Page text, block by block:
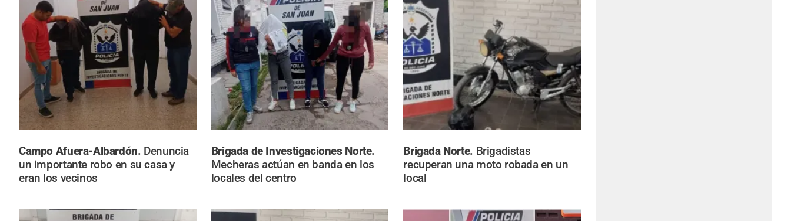
Campo Afuera-Albardón. Denuncia
un importante robo en su casa y
eran los vecinos
Brigada de Investigaciones Norte.
Mecheras actúan en banda en los
locales del centro
Brigada Norte. Brigadistas
recuperan una moto robada en un
local